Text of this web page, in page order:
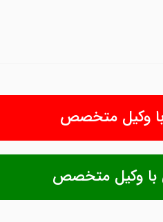
با وکیل متخصص
با وکیل متخصص